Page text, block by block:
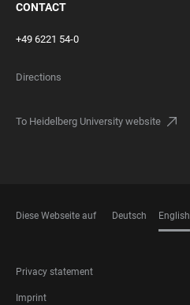
CONTACT
+49 6221 54-0
Directions
To Heidelberg University website
Diese Webseite auf Deutsch English
FOOTER
LEGAL
Privacy statement
Imprint